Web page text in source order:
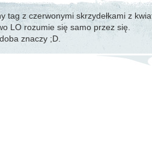
tag z czerwonymi skrzydełkami z
LO rozumie się samo przez się.
znaczy ;D.